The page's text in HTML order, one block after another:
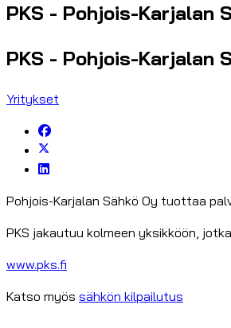
PKS - Pohjois-Karjalan
PKS - Pohjois-Karjalan
Yritykset
Pohjois-Karjalan Sähkö Oy tuottaa
PKS jakautuu kolmeen yksikköön,
www.pks.fi
Katso myös sähkön kilpailutus